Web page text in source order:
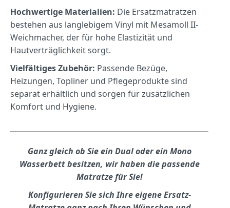
Hochwertige Materialien: Die Ersatzmatratzen
bestehen aus langlebigem Vinyl mit Mesamoll II-
Weichmacher, der für hohe Elastizität und
Hautverträglichkeit sorgt.
Vielfältiges Zubehör: Passende Bezüge,
Heizungen, Topliner und Pflegeprodukte sind
separat erhältlich und sorgen für zusätzlichen
Komfort und Hygiene.
Ganz gleich ob Sie ein Dual oder ein Mono
Wasserbett besitzen, wir haben die passende
Matratze für Sie!
Konfigurieren Sie sich Ihre eigene Ersatz-